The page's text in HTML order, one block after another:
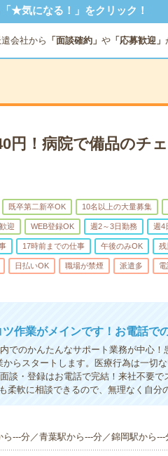
★気になる！」をクリック！
会社から 「面談確約」 や「応募歓迎」
円！病院で備品のチ
既卒第二新卒OK 10名以上の大量募集
迎 WEB登録OK 週2～3日勤務 週4
17時前までの仕事 午後のみOK 残
日払いOK 職場が禁煙 派遣多
作業がメインです！お電話で
でのかんたんなサポート業務が中心！
らスタートします。医療行為は一切
談・登録はお電話で完結！来社不要で
柔軟に相談できるので、無理なく自分
---分／青葉駅から---分／錦岡駅から